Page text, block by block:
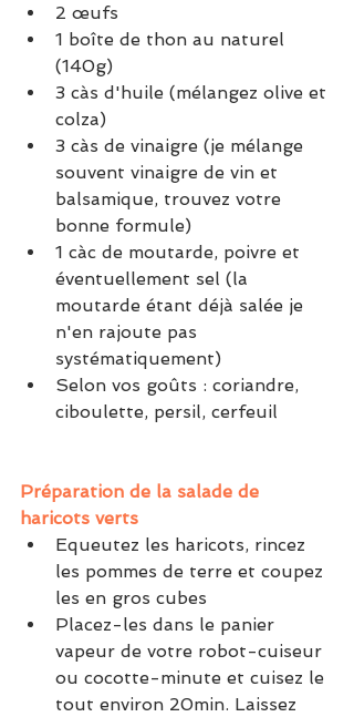
2 œufs
1 boîte de thon au naturel
(140g)
3 càs d'huile (mélangez olive et
colza)
3 càs de vinaigre (je mélange
souvent vinaigre de vin et
balsamique, trouvez votre
bonne formule)
1 càc de moutarde, poivre et
éventuellement sel (la
moutarde étant déjà salée je
n'en rajoute pas
systématiquement)
Selon vos goûts : coriandre,
ciboulette, persil, cerfeuil
Préparation de la salade de
haricots verts
Equeutez les haricots, rincez
les pommes de terre et coupez
les en gros cubes
Placez-les dans le panier
vapeur de votre robot-cuiseur
ou cocotte-minute et cuisez le
tout environ 20min. Laissez